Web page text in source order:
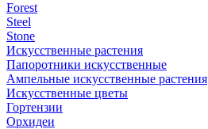
Forest
Steel
Stone
Искусственные растения
Папоротники искусственные
Ампельные искусственные растения
Искусственные цветы
Гортензии
Орхидеи